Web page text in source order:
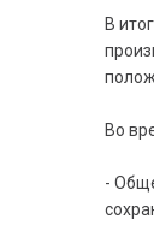
В
Во
-